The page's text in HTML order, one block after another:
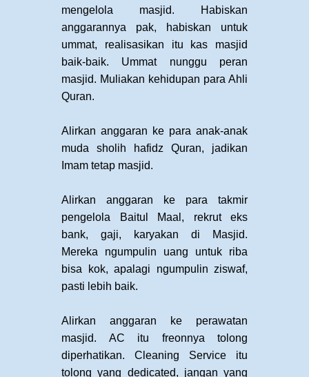
mengelola masjid. Habiskan
anggarannya pak, habiskan untuk
ummat, realisasikan itu kas masjid
baik-baik. Ummat nunggu peran
masjid. Muliakan kehidupan para Ahli
Quran.
Alirkan anggaran ke para anak-anak
muda sholih hafidz Quran, jadikan
Imam tetap masjid.
Alirkan anggaran ke para takmir
pengelola Baitul Maal, rekrut eks
bank, gaji, karyakan di Masjid.
Mereka ngumpulin uang untuk riba
bisa kok, apalagi ngumpulin ziswaf,
pasti lebih baik.
Alirkan anggaran ke perawatan
masjid. AC itu freonnya tolong
diperhatikan. Cleaning Service itu
tolong yang dedicated, jangan yang